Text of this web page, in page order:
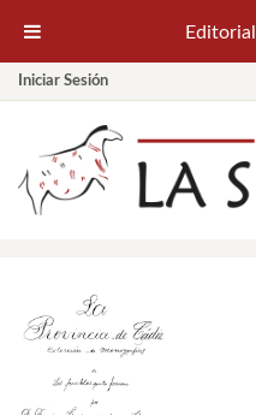
Iniciar Sesión